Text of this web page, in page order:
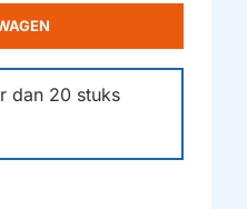
dan 20 stuks